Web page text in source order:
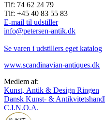
Tlf: 74 62 24 79
Tlf: +45 40 83 55 83
E-mail til udstiller
info@petersen-antik.dk
Se varen i udstillers eget katalog
www.scandinavian-antiques.dk
Medlem af:
Kunst, Antik & Design Ringen
Dansk Kunst- &
C.I.N.O.A.